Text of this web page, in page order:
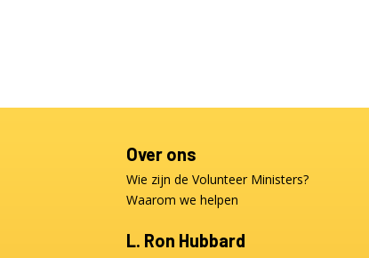
Over ons
Wie zijn de Volunteer Ministers?
Waarom we helpen
L. Ron Hubbard